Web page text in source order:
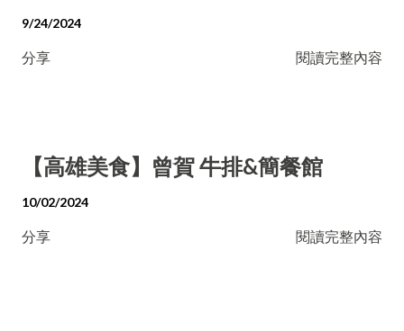
9/24/2024
分享 閱讀完整內容
【高雄美食】曾賀 牛排&簡餐館
10/02/2024
分享 閱讀完整內容